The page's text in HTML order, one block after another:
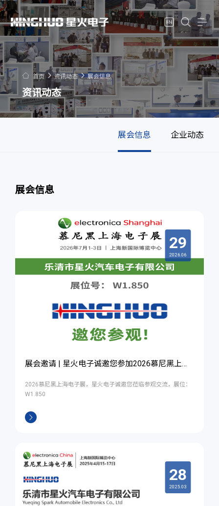
首页 资讯动态 展会信息
资讯动态
展会信息 企业动态
展会信息
29
2026.06
展会邀请 | 星火电子诚邀您参加2026慕尼黑上海电子展
2026慕尼黑上海电子展，星火电子诚邀您莅临参观交流，展位：
W1.850
28
2025.03